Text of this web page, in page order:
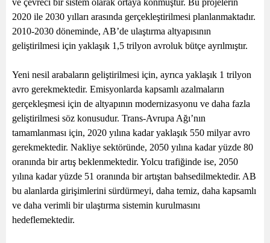
ve çevreci bir sistem olarak ortaya konmuştur. Bu projelerin
2020 ile 2030 yılları arasında gerçekleştirilmesi planlanmaktadır.
2010-2030 döneminde, AB’de ulaştırma altyapısının
geliştirilmesi için yaklaşık 1,5 trilyon avroluk bütçe ayrılmıştır.
Yeni nesil arabaların geliştirilmesi için, ayrıca yaklaşık 1 trilyon
avro gerekmektedir. Emisyonlarda kapsamlı azalmaların
gerçekleşmesi için de altyapının modernizasyonu ve daha fazla
geliştirilmesi söz konusudur. Trans-Avrupa Ağı’nın
tamamlanması için, 2020 yılına kadar yaklaşık 550 milyar avro
gerekmektedir. Nakliye sektöründe, 2050 yılına kadar yüzde 80
oranında bir artış beklenmektedir. Yolcu trafiğinde ise, 2050
yılına kadar yüzde 51 oranında bir artıştan bahsedilmektedir. AB
bu alanlarda girişimlerini sürdürmeyi, daha temiz, daha kapsamlı
ve daha verimli bir ulaştırma sistemin kurulmasını
hedeflemektedir.